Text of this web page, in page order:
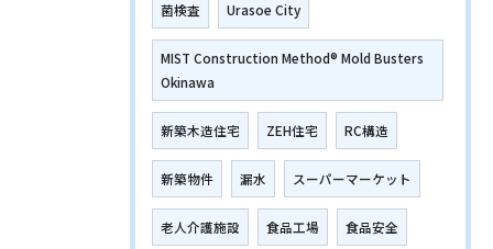
菌検査 Urasoe City
MIST Construction Method® Mold Busters
Okinawa
新築木造住宅 ZEH住宅 RC構造
新築物件 漏水 スーパーマーケット
老人介護施設 食品工場 食品安全